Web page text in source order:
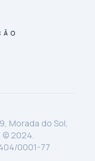
Morada do Sol,
© 2024.
0001-77